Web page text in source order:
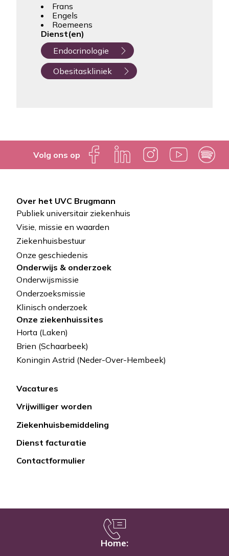
Frans
Engels
Roemeens
Dienst(en)
Endocrinologie
Obesitaskliniek
Volg ons op
Pied
de
page
Over het UVC Brugmann
Publiek universitair ziekenhuis
Visie, missie en waarden
Ziekenhuisbestuur
Onze geschiedenis
Onderwijs & onderzoek
Onderwijsmissie
Onderzoeksmissie
Klinisch onderzoek
Onze ziekenhuissites
Horta (Laken)
Brien (Schaarbeek)
Koningin Astrid (Neder-Over-Hembeek)
Lien
rapide
Vacatures
Vrijwilliger worden
Ziekenhuisbemiddeling
Dienst facturatie
Contactformulier
Home: